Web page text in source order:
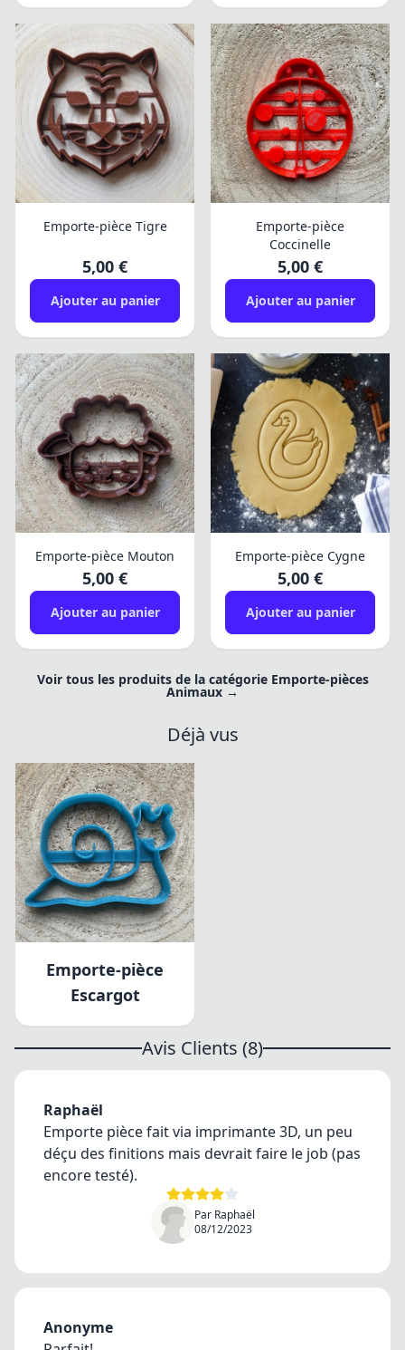
Emporte-pièce Tigre
5,00 €
Ajouter au panier
Emporte-pièce
Coccinelle
5,00 €
Ajouter au panier
Emporte-pièce Mouton
5,00 €
Ajouter au panier
Emporte-pièce Cygne
5,00 €
Ajouter au panier
Voir tous les produits de la catégorie Emporte-pièces
Animaux →
Déjà vus
Emporte-pièce
Escargot
Avis Clients (8)
Raphaël
Emporte pièce fait via imprimante 3D, un peu
déçu des finitions mais devrait faire le job (pas
encore testé).
Par Raphaël
08/12/2023
Anonyme